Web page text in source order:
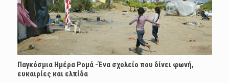
Παγκόσμια Ημέρα Ρομά -Ένα σχολείο που δίνει φωνή,
ευκαιρίες και ελπίδα